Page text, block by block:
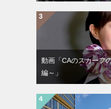
動画「CAのスカーフ
編～」